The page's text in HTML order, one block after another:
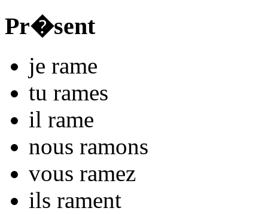
Pr�sent
je rame
tu rames
il rame
nous ramons
vous ramez
ils rament